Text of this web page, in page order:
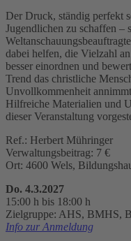
Der Druck, ständig perfekt
Jugendlichen zu schaffen –
dabei helfen, die Vielzahl
besser einordnen und
Trend das christliche
Unvollkommenheit
Hilfreiche Materialien und
dieser Veranstaltung
Ref.: Herbert Mühringer
Verwaltungsbeitrag: 7 €
Ort: 4600 Wels,
Do. 4.3.2027
15:00 h bis 18:00 h
Zielgruppe: AHS, BMHS,
Info zur Anmeldung